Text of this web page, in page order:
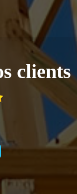
clients